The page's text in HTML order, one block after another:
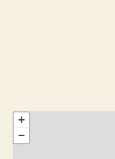
+
−